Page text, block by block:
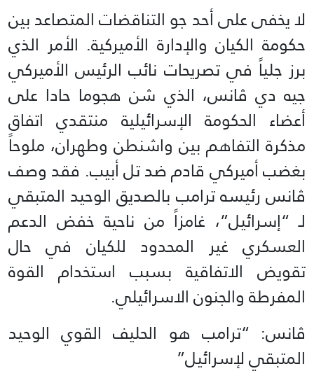
لا يخفى على أحد جو التناقضات المتصاعد بين
حكومة الكيان والإدارة الأميركية. الأمر الذي
برز جلياً في تصريحات نائب الرئيس الأميركي
جيه دي ڤانس، الذي شن هجوما حادا على
أعضاء الحكومة الإسرائيلية منتقدي اتفاق
مذكرة التفاهم بين واشنطن وطهران، ملوحاً
بغضب أميركي قادم ضد تل أبيب. فقد وصف
ڤانس رئيسه ترامب بالصديق الوحيد المتبقي
لـ “إسرائيل”، غامزاً من ناحية خفض الدعم
العسكري غير المحدود للكيان في حال
تقويض الاتفاقية بسبب استخدام القوة
المفرطة والجنون الاسرائيلي.
ڤانس: “ترامب هو الحليف القوي الوحيد
المتبقي لإسرائيل”